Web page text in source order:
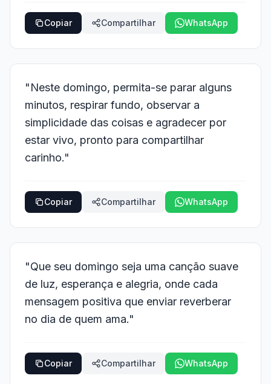
Copiar Compartilhar WhatsApp
"Neste domingo, permita-se parar alguns
minutos, respirar fundo, observar a
simplicidade das coisas e agradecer por
estar vivo, pronto para compartilhar
carinho."
Copiar Compartilhar WhatsApp
"Que seu domingo seja uma canção suave
de luz, esperança e alegria, onde cada
mensagem positiva que enviar reverberar
no dia de quem ama."
Copiar Compartilhar WhatsApp